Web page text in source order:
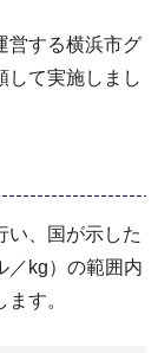
営する横浜市グ
して実施しまし
い、国が示した
／kg）の範囲内
す。